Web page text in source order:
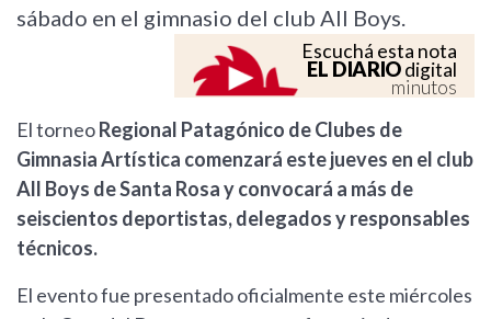
sábado en el gimnasio del club All Boys.
Escuchá esta nota
EL DIARIOdigital
minutos
El torneoRegional Patagónico de Clubes de
Gimnasia Artística comenzará este jueves en el club
All Boys de Santa Rosa y convocará a más de
seiscientos deportistas, delegados y responsables
técnicos.
El evento fue presentado oficialmente este miércoles